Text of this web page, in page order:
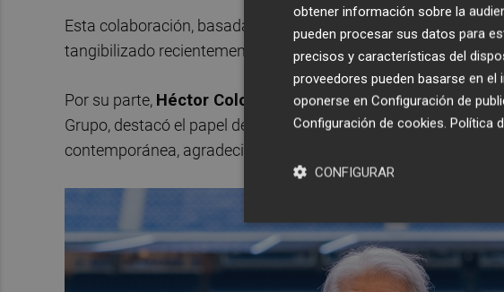
Esta colaboración, basada en el desarrollo de sinergias y el
tangibilizado recientemente con la incorporación de
Por su parte, Héctor Colonques García-Planas, director
Grupo, destacó el papel de estos premios como impulsores
contemporánea, agradeciendo además la colaboración del
obtener información sobre la
pueden procesar sus datos para
precisos y características del
proveedores pueden basarse en
oponerse en Configuración de
Configuración de cookies. Política
CONFIGURAR